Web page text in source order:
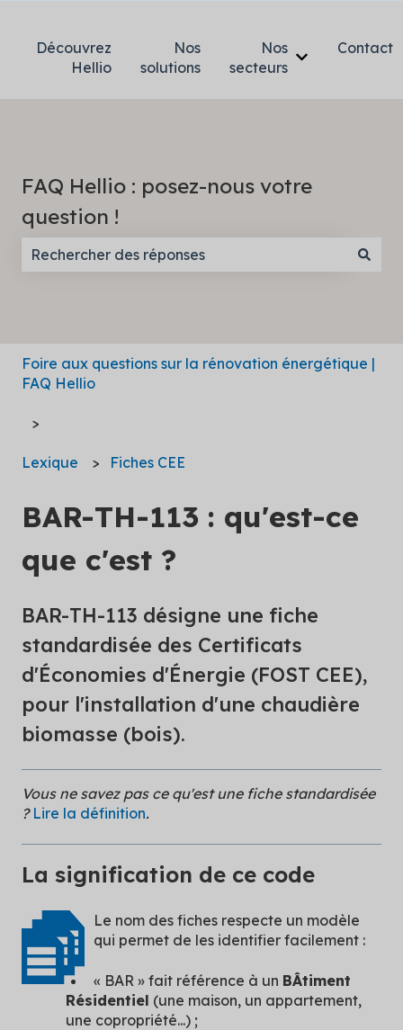
Découvrez
Hellio
Nos
solutions
Nos
secteurs
Afficher le
Contact
FAQ Hellio : posez-nous votre
question !
Foire aux questions sur la rénovation énergétique |
FAQ Hellio
Lexique Fiches CEE
BAR-TH-113 : qu'est-ce
que c'est ?
BAR-TH-113 désigne une fiche
standardisée des Certificats
d'Économies d'Énergie (FOST CEE),
pour l'installation d'une chaudière
biomasse (bois).
Vous ne savez pas ce qu'est une fiche standardisée
? Lire la définition.
La signification de ce code
Le nom des fiches respecte un modèle
qui permet de les identifier facilement :
« BAR » fait référence à un BÂtiment
Résidentiel (une maison, un appartement,
une copropriété...) ;